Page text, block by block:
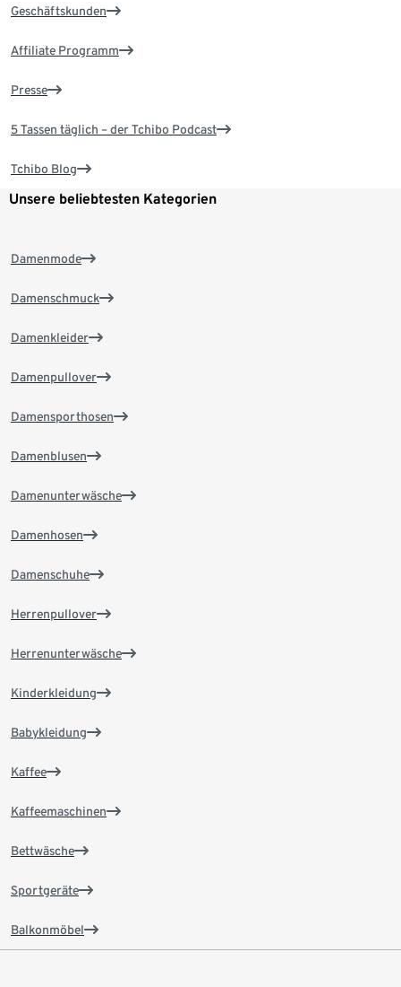
Geschäftskunden
Affiliate Programm
Presse
5 Tassen täglich – der Tchibo Podcast
Tchibo Blog
Unsere beliebtesten Kategorien
Damenmode
Damenschmuck
Damenkleider
Damenpullover
Damensporthosen
Damenblusen
Damenunterwäsche
Damenhosen
Damenschuhe
Herrenpullover
Herrenunterwäsche
Kinderkleidung
Babykleidung
Kaffee
Kaffeemaschinen
Bettwäsche
Sportgeräte
Balkonmöbel